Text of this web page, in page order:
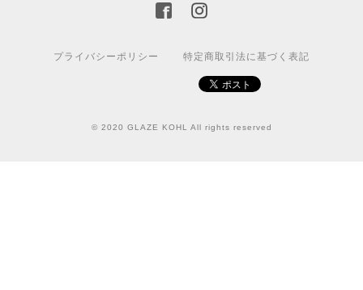
プライバシーポリシー 特定商取引法に基づく表記
© 2020 GLAZE KOHL All rights reserved